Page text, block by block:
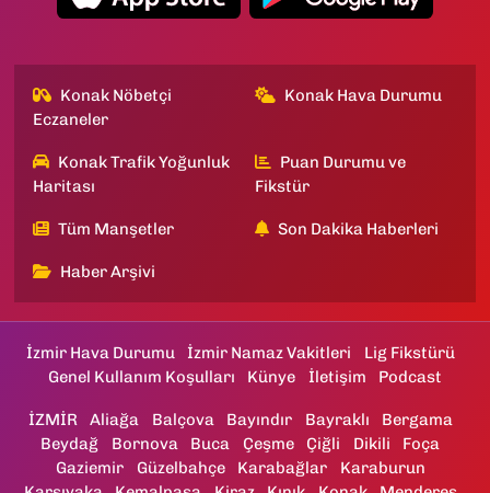
Konak Nöbetçi
Eczaneler
Konak Hava Durumu
Konak Trafik Yoğunluk
Haritası
Puan Durumu ve
Fikstür
Tüm Manşetler Son Dakika Haberleri
Haber Arşivi
İzmir Hava Durumu İzmir Namaz Vakitleri
Lig Fikstürü
Genel Kullanım Koşulları
Künye İletişim Podcast
İZMİR Aliağa Balçova Bayındır Bayraklı
Bergama
Beydağ
Bornova Buca Çeşme Çiğli Dikili
Foça
Gaziemir
Güzelbahçe Karabağlar
Karaburun